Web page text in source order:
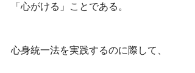
「心がける」ことである。
心身統一法を実践するのに際して、